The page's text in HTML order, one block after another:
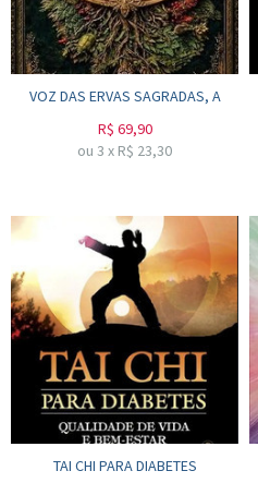
VOZ DAS ERVAS SAGRADAS, A
R$ 69,90
ou 3 x R$ 23,30
TAI CHI PARA DIABETES